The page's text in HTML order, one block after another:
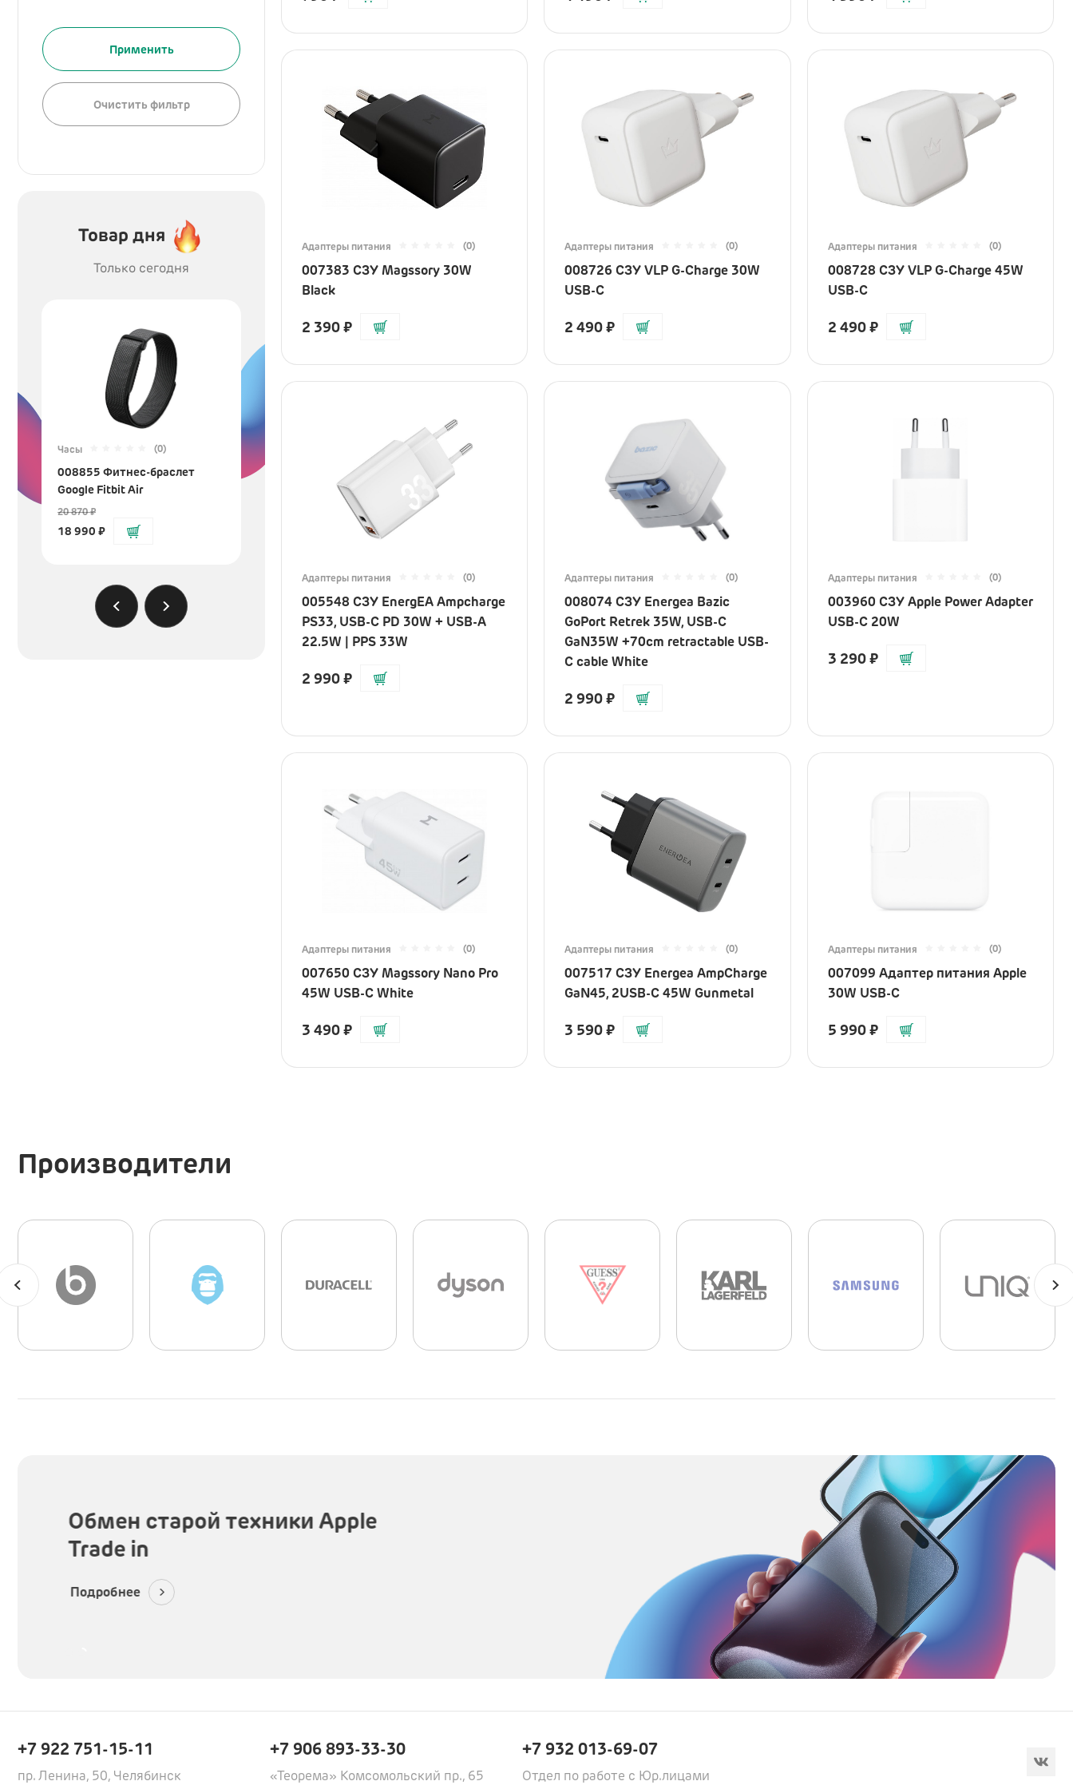
Применить
Очистить фильтр
Товар дня
Только сегодня
Часы (0)
008855 Фитнес-браслет
Google Fitbit Air
20 870₽
18 990 ₽
008801 Конструктор LEGO
Star Wars™ 75439 Бюст Дарта
008855 Фитнес-браслет
Адаптеры питания (0)
007383 СЗУ Magssory 30W
Black
2 390₽
Адаптеры питания (0)
008726 СЗУ VLP G-Charge 30W
USB-C
2 490₽
Адаптеры питания (0)
008728 СЗУ VLP G-Charge 45W
USB-C
2 490₽
Адаптеры питания (0)
005548 СЗУ EnergEA Ampcharge
PS33, USB-C PD 30W + USB-A
22.5W | PPS 33W
2 990₽
Адаптеры питания (0)
008074 СЗУ Energea Bazic
GoPort Retrek 35W, USB-C
GaN35W +70cm retractable USB-
C cable White
2 990₽
Адаптеры питания (0)
003960 СЗУ Apple Power Adapter
USB-C 20W
3 290₽
Адаптеры питания (0)
007650 СЗУ Magssory Nano Pro
45W USB-C White
3 490₽
Адаптеры питания (0)
007517 СЗУ Energea AmpCharge
GaN45, 2USB-C 45W Gunmetal
3 590₽
Адаптеры питания (0)
007099 Адаптер питания Apple
30W USB-C
5 990₽
Производители
Обмен старой техники Apple
Trade in
Подробнее
+7 922 751-15-11
пр. Ленина, 50, Челябинск
+7 906 893-33-30
«Теорема» Комсомольский пр., 65
+7 932 013-69-07
Отдел по работе с Юр.лицами